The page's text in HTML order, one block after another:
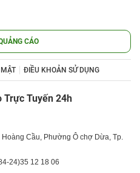
CÁO
ĐIỀU KHOẢN SỬ DỤNG
Trực Tuyến 24h
Cầu, Phường Ô chợ Dừa, Tp.
24)35 12 18 06